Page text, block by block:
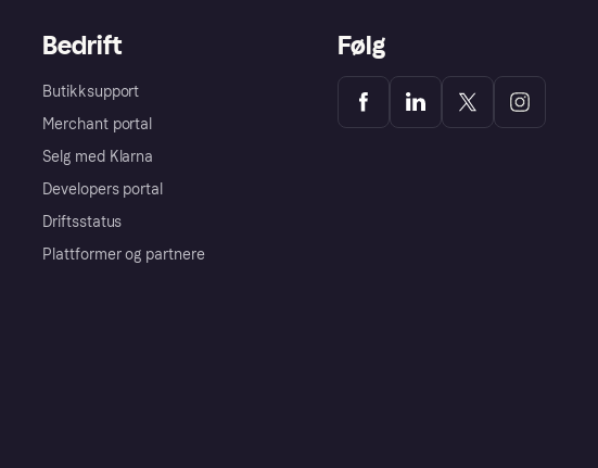
Bedrift
Butikksupport
Merchant portal
Selg med Klarna
Developers portal
Driftsstatus
Plattformer og partnere
Følg